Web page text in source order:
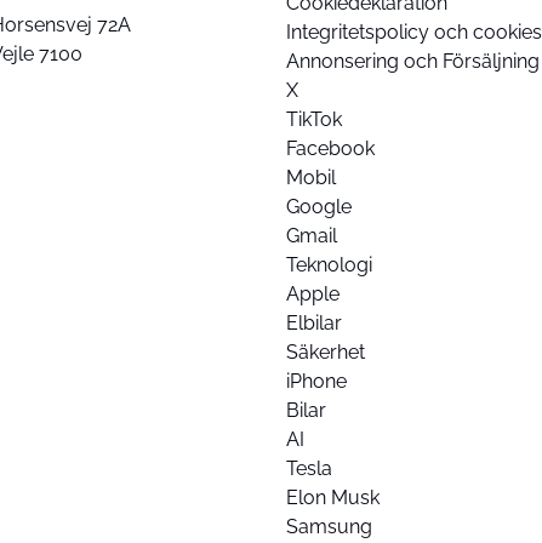
72A
7100
Integritetspolicy och cookies
Annonsering och Försäljning
X
TikTok
Facebook
Mobil
Google
Gmail
Teknologi
Apple
Elbilar
Säkerhet
iPhone
Bilar
AI
Tesla
Elon Musk
Samsung